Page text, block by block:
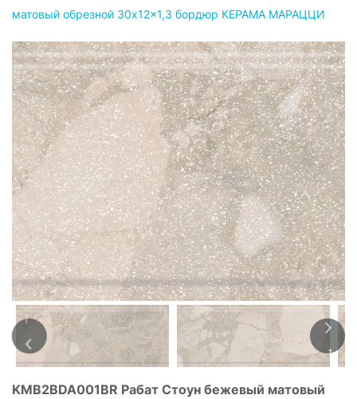
матовый обрезной 30x12x1,3 бордюр КЕРАМА МАРАЦЦИ
KMB2BDA001BR Рабат Стоун бежевый матовый